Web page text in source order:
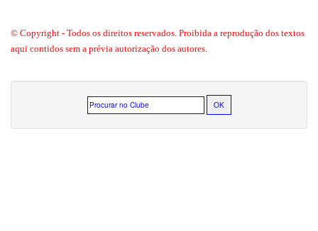
© Copyright - Todos os direitos reservados. Proibida a reprodução dos textos
aqui contidos sem a prévia autorização dos autores.